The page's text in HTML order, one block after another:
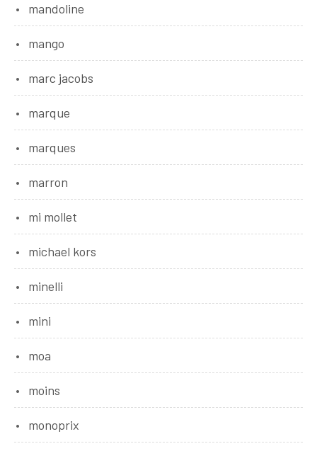
mandoline
mango
marc jacobs
marque
marques
marron
mi mollet
michael kors
minelli
mini
moa
moins
monoprix